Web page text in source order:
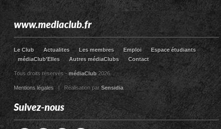
www.mediaclub.fr
Le Club Actualites Les membres Emploi
Espace étudiants
médiaClub’Elles
Autres médiaClubs Contact
Tous droits réservés -médiaClub 2026
Mentions légales| Réalisation parSensidia
Suivez-nous